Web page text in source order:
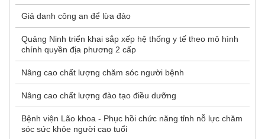
Giả danh công an để lừa đảo
Quảng Ninh triển khai sắp xếp hệ thống y tế theo mô hình
chính quyền địa phương 2 cấp
Nâng cao chất lượng chăm sóc người bệnh
Nâng cao chất lượng đào tạo điều dưỡng
Bệnh viện Lão khoa - Phục hồi chức năng tỉnh nỗ lực chăm
sóc sức khỏe người cao tuổi